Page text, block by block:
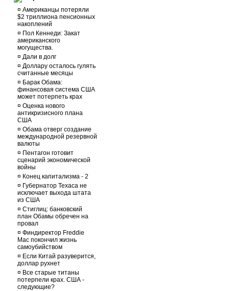
¤ Американцы потеряли
$2 триллиона пенсионных
накоплений
¤ Пол Кеннеди: Закат
американского
могущества.
¤ Дали в долг
¤ Доллару осталось гулять
считанные месяцы
¤ Барак Обама:
финансовая система США
может потерпеть крах
¤ Оценка нового
антикризисного плана
США
¤ Обама отверг создание
международной резервной
валюты
¤ Пентагон готовит
сценарий экономической
войны
¤ Конец капитализма - 2
¤ Губернатор Техаса не
исключает выхода штата
из США
¤ Стиглиц: банковский
план Обамы обречен на
провал
¤ Финдиректор Freddie
Mac покончил жизнь
самоубийством
¤ Если Китай разуверится,
доллар рухнет
¤ Все старые титаны
потерпели крах. США -
следующие?